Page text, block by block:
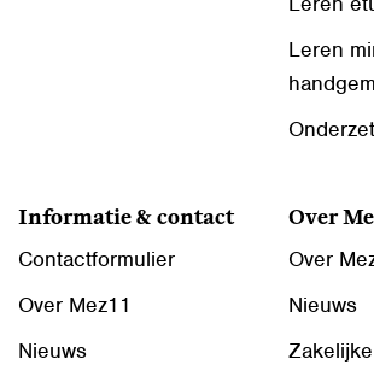
Leren
Informatie & contact
Contactformulier
Over Mez11
Nieuws
Over
Over
Nieuws